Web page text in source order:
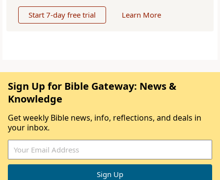
Start 7-day free trial Learn More
Sign Up for Bible Gateway: News &
Knowledge
Get weekly Bible news, info, reflections, and deals in
your inbox.